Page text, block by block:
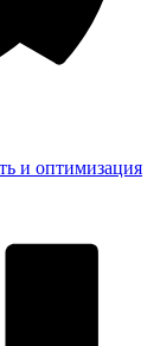
и оптимизация